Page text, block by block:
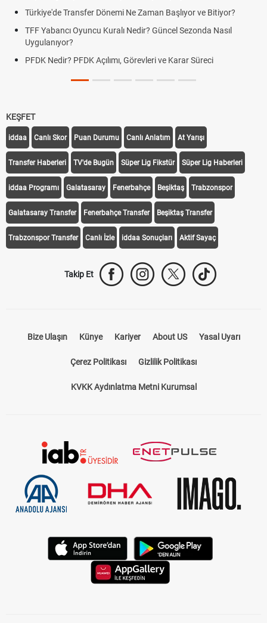
Türkiye'de Transfer Dönemi Ne Zaman Başlıyor ve Bitiyor?
TFF Yabancı Oyuncu Kuralı Nedir? Güncel Sezonda Nasıl
Uygulanıyor?
PFDK Nedir? PFDK Açılımı, Görevleri ve Karar Süreci
KEŞFET
iddaa Canlı Skor Puan Durumu Canlı Anlatım At Yarışı
Transfer Haberleri TV'de Bugün Süper Lig Fikstür Süper Lig Haberleri
iddaa Programı Galatasaray Fenerbahçe Beşiktaş Trabzonspor
Galatasaray Transfer Fenerbahçe Transfer Beşiktaş Transfer
Trabzonspor Transfer Canlı İzle iddaa Sonuçları Aktif Sayaç
Takip Et
Bize Ulaşın Künye Kariyer About US Yasal Uyarı
Çerez Politikası Gizlilik Politikası
KVKK Aydınlatma Metni Kurumsal